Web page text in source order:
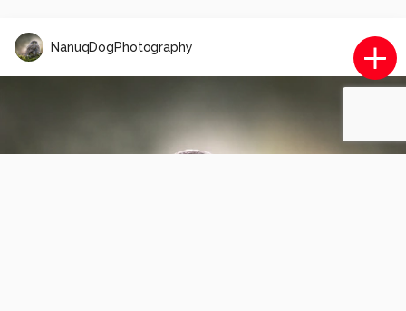
NanuqDogPhotography